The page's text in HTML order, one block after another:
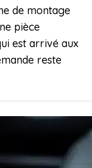
de montage
pièce
est arrivé aux
reste